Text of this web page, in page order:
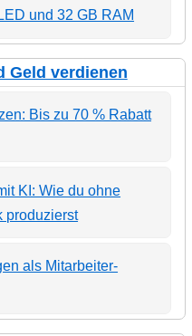
und 32 GB RAM
Geld verdienen
Bis zu 70 % Rabatt
KI: Wie du ohne
produzierst
als Mitarbeiter-